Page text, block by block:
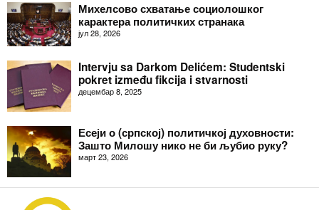
Михелсово схватање социолошког
карактера политичких странака
јул 28, 2026
Intervju sa Darkom Delićem: Studentski
pokret između fikcija i stvarnosti
децембар 8, 2025
Есеји о (српској) политичкој духовности:
Зашто Милошу нико не би љубио руку?
март 23, 2026